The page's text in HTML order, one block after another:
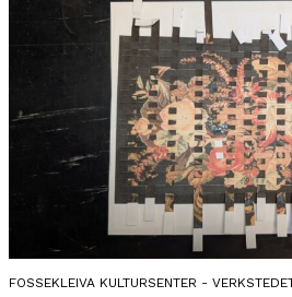
FOSSEKLEIVA KULTURSENTER -